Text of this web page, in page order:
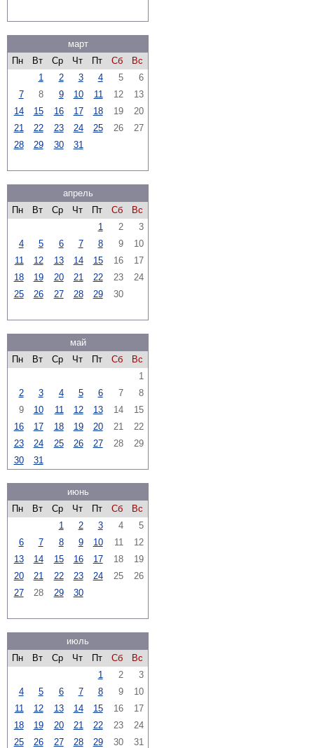
март
Пн
Вт Ср Чт Пт Сб
Вс
1
2 3 4 5
6
7
8 9 10 11 12
13
14
15 16 17 18 19
20
21
22 23 24 25 26
27
28
29 30 31
апрель
Пн
Вт Ср Чт Пт Сб
Вс
1
2
3
4
5 6 7 8 9
10
11
12 13 14 15 16
17
18
19 20 21 22 23
24
25
26 27 28 29 30
май
Пн
Вт Ср Чт Пт Сб
Вс
1
2
3 4 5 6 7
8
9
10 11 12 13 14
15
16
17 18 19 20 21
22
23
24 25 26 27 28
29
30
31
июнь
Пн
Вт Ср Чт Пт Сб
Вс
1
2 3 4
5
6
7 8 9 10 11
12
13
14 15 16 17 18
19
20
21 22 23 24 25
26
27
28 29 30
июль
Пн
Вт Ср Чт Пт Сб
Вс
1
2
3
4
5 6 7 8 9
10
11
12 13 14 15 16
17
18
19 20 21 22 23
24
25
26 27 28 29 30 31